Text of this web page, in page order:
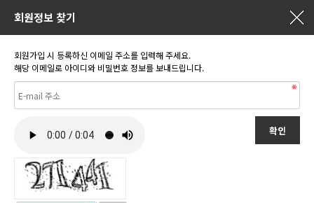
회원정보 찾기
회원가입 시 등록하신 이메일 주소를 입력해 주세요.
해당 이메일로 아이디와 비밀번호 정보를 보내드립니다.